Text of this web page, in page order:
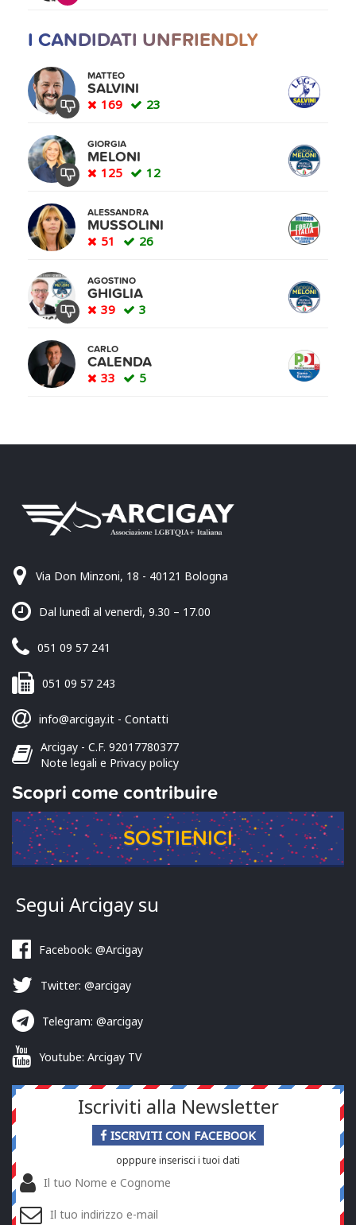
I CANDIDATI UNFRIENDLY
MATTEO
SALVINI
169 23
GIORGIA
MELONI
125 12
ALESSANDRA
MUSSOLINI
51 26
AGOSTINO
GHIGLIA
39 3
CARLO
CALENDA
33 5
Via Don Minzoni, 18 - 40121 Bologna
Dal lunedì al venerdì, 9.30 – 17.00
051 09 57 241
051 09 57 243
info@arcigay.it - Contatti
Arcigay - C.F. 92017780377
Note legali e Privacy policy
Scopri come contribuire
SOSTIENICI
Segui Arcigay su
Facebook: @Arcigay
Twitter: @arcigay
Telegram: @arcigay
Youtube: Arcigay TV
Iscriviti alla Newsletter
ISCRIVITI CON FACEBOOK
opppure inserisci i tuoi dati